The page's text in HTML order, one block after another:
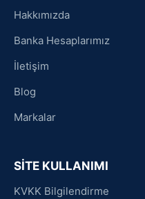
Hakkımızda
Banka Hesaplarımız
İletişim
Blog
Markalar
SİTE KULLANIMI
KVKK Bilgilendirme